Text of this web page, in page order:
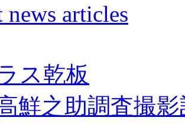
news articles
ス乾板
鮮之助調査撮